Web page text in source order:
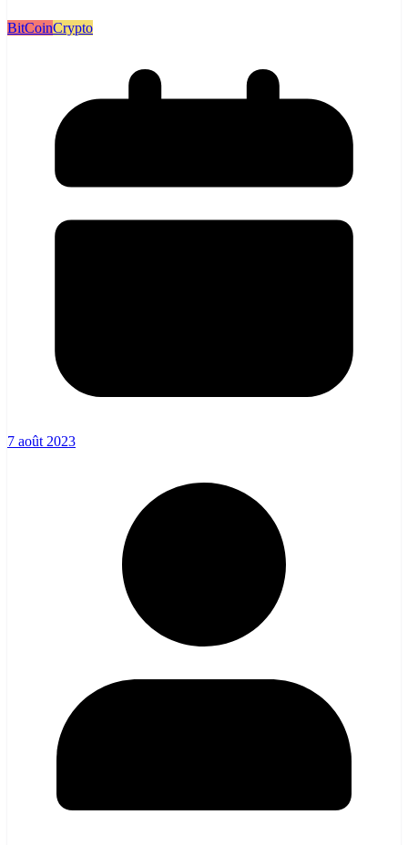
BitCoinCrypto
7 août 2023